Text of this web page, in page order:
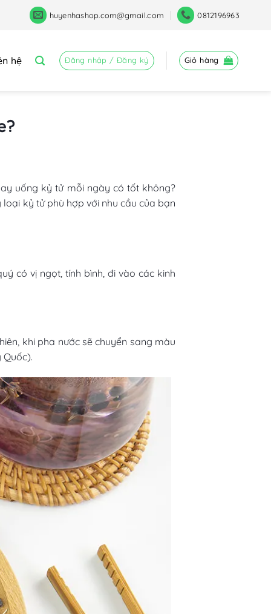
huyenhashop.com@gmail.com 0812196963
hệ Đăng nhập / Đăng ký Giỏ hàng
uống kỷ tử mỗi ngày có tốt không?
kỷ tử phù hợp với nhu cầu của bạn
có vị ngọt, tính bình, đi vào các kinh
khi pha nước sẽ chuyển sang màu